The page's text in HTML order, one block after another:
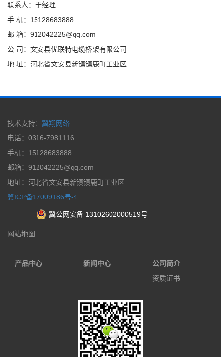
联系人：于经理
手 机：15128683888
邮 箱：912042225@qq.com
公 司：文安县优联特电缆桥架有限公司
地 址：河北省文安县新镇镇鹿町工业区
技术支持： 冀翔网络
电话：0316-7981116
手机：15128683888
邮箱：912042225@qq.com
地址：河北省文安县新镇镇鹿町工业区
冀ICP备17009186号-4
冀公网安备 13102602000519号
网站地图
产品中心 新闻中心
公司简介
资质证书